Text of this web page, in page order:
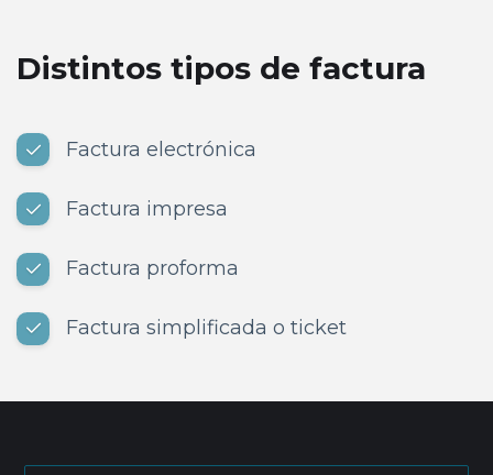
Distintos tipos de factura
Factura electrónica
Factura impresa
Factura proforma
Factura simplificada o ticket